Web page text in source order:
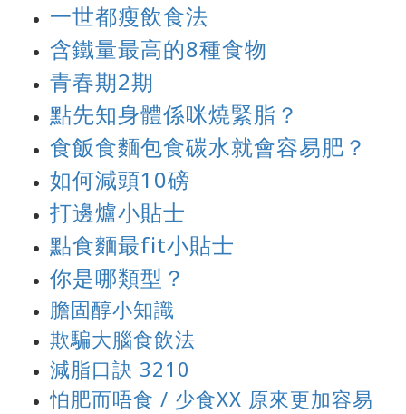
一世都瘦飲食法
含鐵量最高的8種食物
青春期2期
點先知身體係咪燒緊脂？
食飯食麵包食碳水就會容易肥？
如何減頭10磅
打邊爐小貼士
點食麵最fit小貼士
你是哪類型？
膽固醇小知識
欺騙大腦食飲法
減脂口訣 3210
怕肥而唔食 / 少食XX 原來更加容易